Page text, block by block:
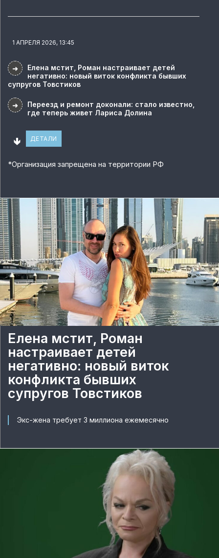
1 АПРЕЛЯ 2026, 13:45
➜
Елена мстит, Роман настраивает детей
негативно: новый виток конфликта бывших
супругов Товстиков
➜
Переезд и ремонт доконали: стало известно,
где теперь живет Лариса Долина
🢃 ДЕТАЛИ
*Организация запрещена на территории РФ
Елена мстит, Роман
настраивает детей
негативно: новый виток
конфликта бывших
супругов Товстиков
Экс-жена требует 3 миллиона ежемесячно